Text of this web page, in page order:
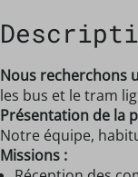
Nous recherchons
les bus et le tram
Présentation de la
Notre équipe,
Missions :